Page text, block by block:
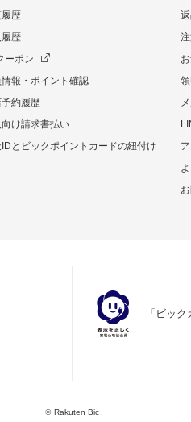
歴
歴
ーポン
報・ポイント確認
約履歴
け請求書払い
とビックポイントカードの紐付け
「ビッ
©Rakuten Bic